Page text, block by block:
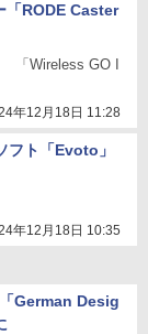
「RODE Caster
「Wireless GO I
年12月18日 11:28
フト「Evoto」
年12月18日 10:35
German Desig